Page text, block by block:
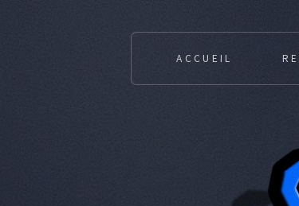
ACCUEIL